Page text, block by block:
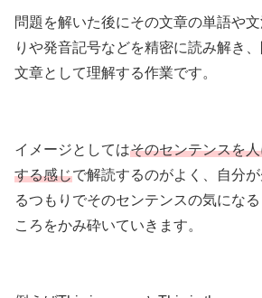
問題を解いた後にその文章の単語や
りや発音記号などを精密に読み解き
文章として理解する作業です。
イメージとしてはそのセンテンスを
する感じで解読するのがよく、自分
るつもりでそのセンテンスの気にな
ころをかみ砕いていきます。